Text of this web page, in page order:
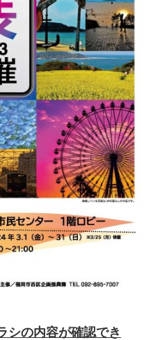
シの内容が確認でき